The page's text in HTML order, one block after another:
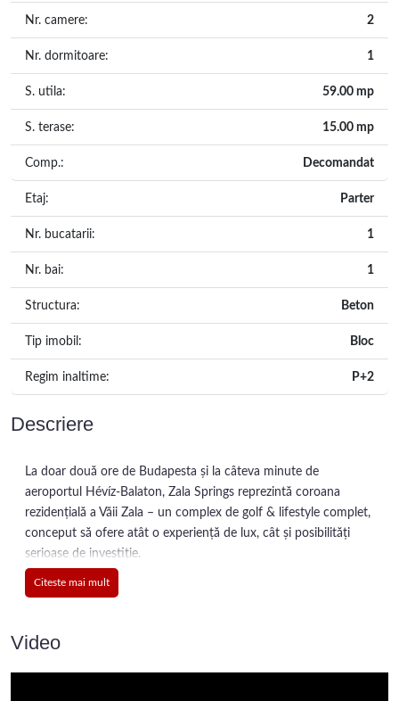
Nr. camere: 2
Nr. dormitoare: 1
S. utila: 59.00 mp
S. terase: 15.00 mp
Comp.: Decomandat
Etaj: Parter
Nr. bucatarii: 1
Nr. bai: 1
Structura: Beton
Tip imobil: Bloc
Regim inaltime: P+2
Descriere
La doar două ore de Budapesta și la câteva minute de
aeroportul Hévíz‑Balaton, Zala Springs reprezintă coroana
rezidențială a Văii Zala – un complex de golf & lifestyle complet,
conceput să ofere atât o experiență de lux, cât și posibilități
serioase de investiție.
Pe o suprafață de aproximativă de 160 de hectare, centrul este
format dintr-un teren de golf profesionist cu 18 găuri, realizat
Ungaria și unul dintre cele mai bune din Europa Centrală.
bar, terasă cu vedere spre lac și ultimul par 18.
Citeste mai mult
Video